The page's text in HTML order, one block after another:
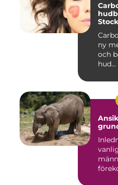
ny
och
hud...
Inledning